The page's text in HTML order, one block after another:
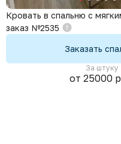
Кровать в спальню с
заказ №2535
Заказать
За штуку
от 25000